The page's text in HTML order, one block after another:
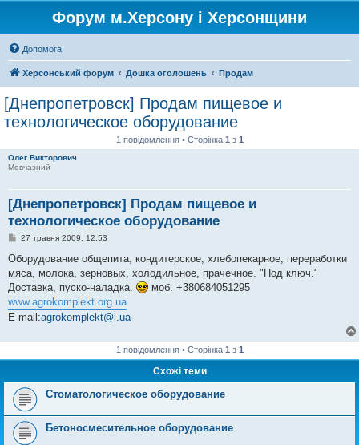
Форум м.Херсону і Херсонщини
Допомога
Херсонський форум Дошка оголошень Продам
[Днепропетровск] Продам пищевое и
технологическое оборудование
1 повідомлення • Сторінка 1 з 1
Олег Викторович
Мовчазний
[Днепропетровск] Продам пищевое и
технологическое оборудование
П
в
д
о
л
е
н
я
27 травня 2009, 12:53
Оборудование общепита, кондитерское, хлебопекарное, переработки
мяса, молока, зерновых, холодильное, прачечное. "Под ключ."
Доставка, пуско-наладка.
моб. +380684051295
www.agrokomplekt.org.ua
E-mail:agrokomplekt@i.ua
1 повідомлення • Сторінка 1 з 1
Схожі теми
Стоматологическое оборудование
Бетоносмесительное оборудование